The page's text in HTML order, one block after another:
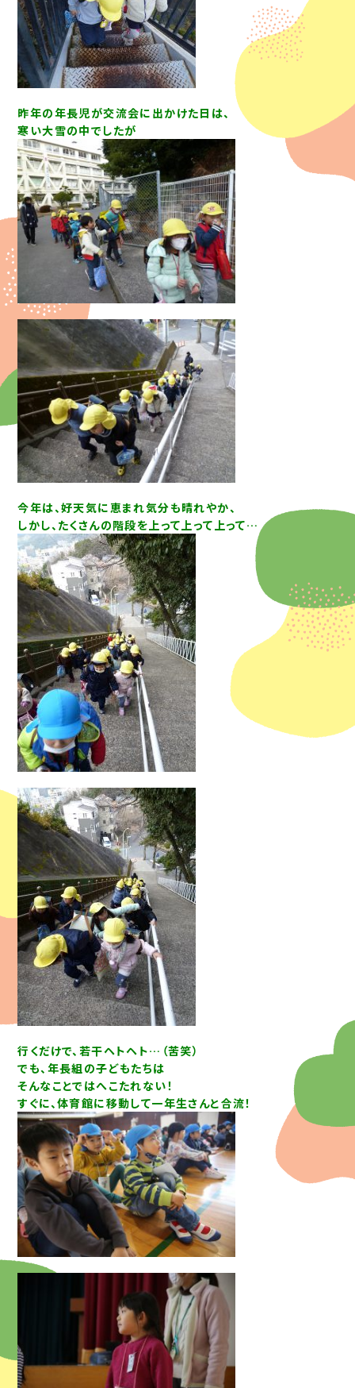
昨年の年長児が交流会に出かけた日は、
寒い大雪の中でしたが
今年は、好天気に恵まれ気分も晴れやか、
しかし、たくさんの階段を上って上って上って…
行くだけで、若干ヘトヘト…（苦笑）
でも、年長組の子どもたちは
そんなことではへこたれない！
すぐに、体育館に移動して一年生さんと合流！